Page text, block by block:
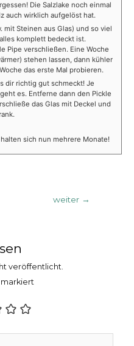
Die Salzlake noch einmal
auch wirklich aufgelöst hat.
mit Steinen aus Glas) und so viel
komplett bedeckt ist.
Pipe verschließen. Eine Woche
stehen lassen, dann kühler
das erste Mal probieren.
dir richtig gut schmeckt! Je
es. Entferne dann den Pickle
das Glas mit Deckel und
sich nun mehrere Monate!
weiter →
veröffentlicht.
markiert